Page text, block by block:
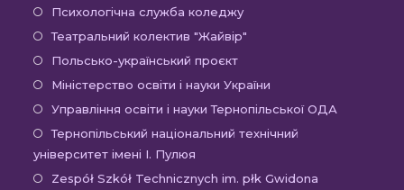
в
новій
вкладці
Психологічна служба коледжуВідкриється
в
вкладці
Театральний колектив "Жайвір"
новій
вкладці
Польсько-український проєктВідкриється
в
новій
вкладці
Міністерство освіти і науки України
в
новій
Управління освіти і науки Тернопільської ОДА
Тернопільський національний технічний
університет імені І. Пулюя
Zespół Szkół Technicznych im. płk Gwidona